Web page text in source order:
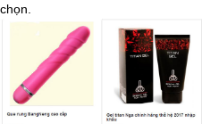
chọn.